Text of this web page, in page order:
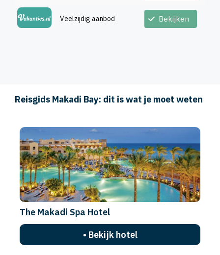
Veelzijdig aanbod Bekijken
Reisgids Makadi Bay: dit is wat je moet weten
The Makadi Spa Hotel
• Bekijk hotel